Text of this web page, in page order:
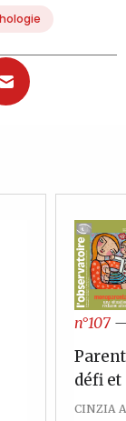
n°107
défi
CINZIA